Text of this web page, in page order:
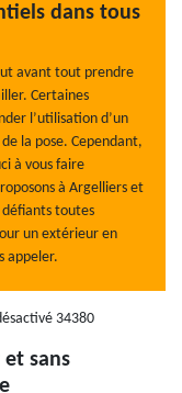
dans tous
avant tout prendre
Certaines
l’utilisation d’un
la pose. Cependant,
à vous faire
à Argelliers et
défiants toutes
un extérieur en
appeler.
sans